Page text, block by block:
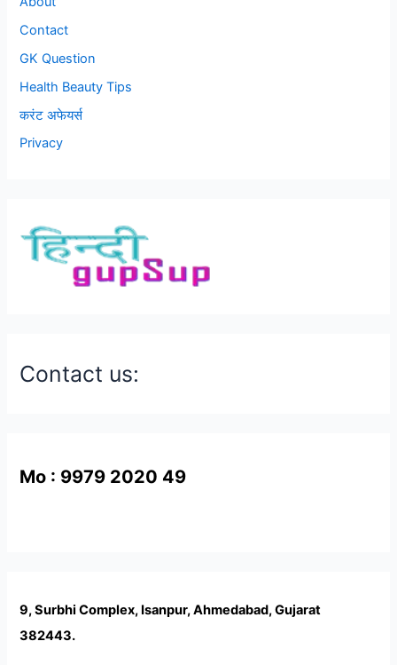
Contact
GK Question
Health Beauty Tips
करंट अफेयर्स
Privacy
Contact us:
Mo : 9979 2020 49
9, Surbhi Complex, Isanpur, Ahmedabad, Gujarat
382443.